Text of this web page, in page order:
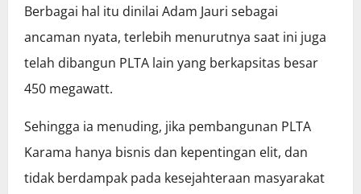
Berbagai hal itu dinilai Adam Jauri sebagai
ancaman nyata, terlebih menurutnya saat ini juga
telah dibangun PLTA lain yang berkapsitas besar
450 megawatt.
Sehingga ia menuding, jika pembangunan PLTA
Karama hanya bisnis dan kepentingan elit, dan
tidak berdampak pada kesejahteraan masyarakat